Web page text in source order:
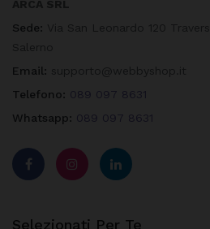
Sede:
Email:
Telefono: 089 097 8631
Whatsapp: 089 097 8631
Selezionati Per Te